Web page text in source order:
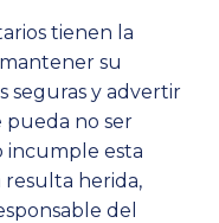
tienen la
su
seguras y advertir
no ser
incumple esta
resulta herida,
del